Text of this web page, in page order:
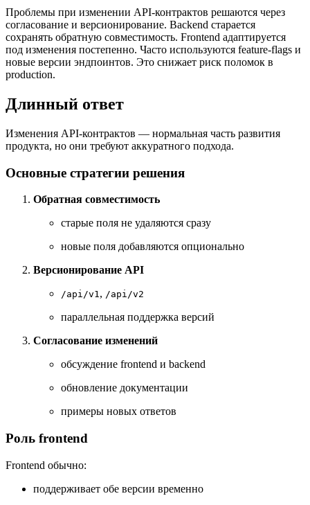
Проблемы при изменении API-контрактов решаются через
согласование и версионирование. Backend старается
сохранять обратную совместимость. Frontend адаптируется
под изменения постепенно. Часто используются feature-flags и
новые версии эндпоинтов. Это снижает риск поломок в
production.
Длинный ответ
Изменения API-контрактов — нормальная часть развития
продукта, но они требуют аккуратного подхода.
Основные стратегии решения
Обратная совместимость
старые поля не удаляются сразу
новые поля добавляются опционально
Версионирование API
/api/v1, /api/v2
параллельная поддержка версий
Согласование изменений
обсуждение frontend и backend
обновление документации
примеры новых ответов
Роль frontend
Frontend обычно:
поддерживает обе версии временно